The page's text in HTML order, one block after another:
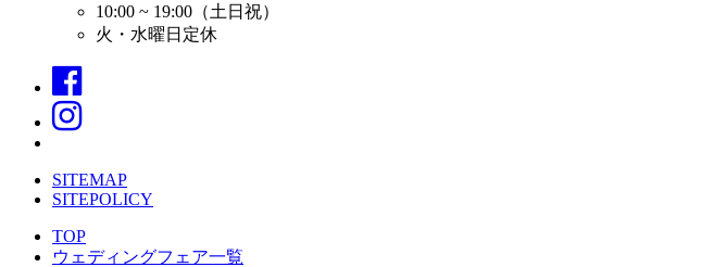
10:00 ~ 19:00（土日祝）
火・水曜日定休
SITEMAP
SITEPOLICY
TOP
ウェディングフェア一覧